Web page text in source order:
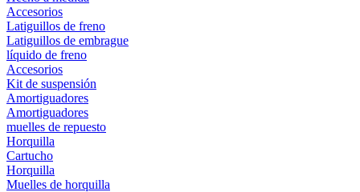
Accesorios
Latiguillos de freno
Latiguillos de embrague
líquido de freno
Accesorios
Kit de suspensión
Amortiguadores
Amortiguadores
muelles de repuesto
Horquilla
Cartucho
Horquilla
Muelles de horquilla